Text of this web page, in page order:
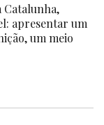
Catalunha,
apresentar um
um meio